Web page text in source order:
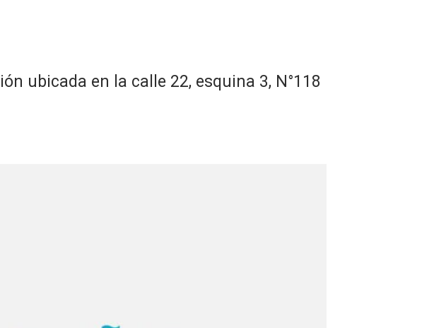
ubicada en la calle 22, esquina 3, N°118